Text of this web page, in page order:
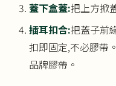
蓋下盒蓋:把上方掀
插耳扣合:把蓋子前
扣即固定,不必膠帶
品牌膠帶。